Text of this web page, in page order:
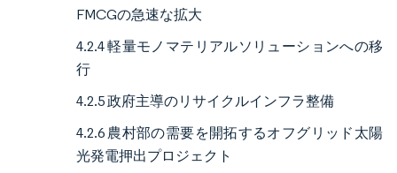
FMCGの急速な拡大
4.2.4 軽量モノマテリアルソリューションへの移
行
4.2.5 政府主導のリサイクルインフラ整備
4.2.6 農村部の需要を開拓するオフグリッド太陽
光発電押出プロジェクト